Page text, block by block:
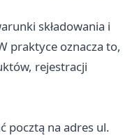
składowania i
praktyce oznacza to,
rejestracji
pocztą na adres ul.